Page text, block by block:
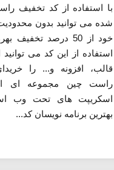
با استفاده از کد تخفیف
شده می توانید بدون
خود از 50 درصد
استفاده از این کد می توانید
قالب، افزونه و... را
راست چین مجموعه ای
اسکریپت های تحت وب
بهترین برنامه نویسان کد...